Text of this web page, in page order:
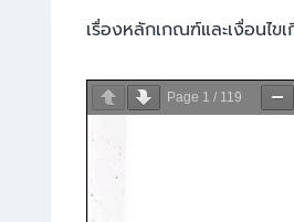
เรื่องหลักเกณฑ์และเงื่อนไ
Page 1 / 119